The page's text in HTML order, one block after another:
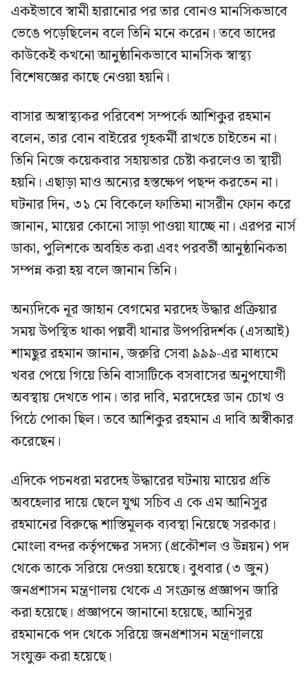
একইভাবে স্বামী হারানোর পর তার বোনও মানসিকভাবে
ভেঙে পড়েছিলেন বলে তিনি মনে করেন। তবে তাদের
কাউকেই কখনো আনুষ্ঠানিকভাবে মানসিক স্বাস্থ্য
বিশেষজ্ঞের কাছে নেওয়া হয়নি।
বাসার অস্বাস্থ্যকর পরিবেশ সম্পর্কে আশিকুর রহমান
বলেন, তার বোন বাইরের গৃহকর্মী রাখতে চাইতেন না।
তিনি নিজে কয়েকবার সহায়তার চেষ্টা করলেও তা স্থায়ী
হয়নি। এছাড়া মাও অন্যের হস্তক্ষেপ পছন্দ করতেন না।
ঘটনার দিন, ৩১ মে বিকেলে ফাতিমা নাসরীন ফোন করে
জানান, মায়ের কোনো সাড়া পাওয়া যাচ্ছে না। এরপর নার্স
ডাকা, পুলিশকে অবহিত করা এবং পরবর্তী আনুষ্ঠানিকতা
সম্পন্ন করা হয় বলে জানান তিনি।
অন্যদিকে নূর জাহান বেগমের মরদেহ উদ্ধার প্রক্রিয়ার
সময় উপস্থিত থাকা পল্লবী থানার উপপরিদর্শক (এসআই)
শামছুর রহমান জানান, জরুরি সেবা ৯৯৯-এর মাধ্যমে
খবর পেয়ে গিয়ে তিনি বাসাটিকে বসবাসের অনুপযোগী
অবস্থায় দেখতে পান। তার দাবি, মরদেহের ডান চোখ ও
পিঠে পোকা ছিল। তবে আশিকুর রহমান এ দাবি অস্বীকার
করেছেন।
এদিকে পচনধরা মরদেহ উদ্ধারের ঘটনায় মায়ের প্রতি
অবহেলার দায়ে ছেলে যুগ্ম সচিব এ কে এম আনিসুর
রহমানের বিরুদ্ধে শাস্তিমূলক ব্যবস্থা নিয়েছে সরকার।
মোংলা বন্দর কর্তৃপক্ষের সদস্য (প্রকৌশল ও উন্নয়ন) পদ
থেকে তাকে সরিয়ে দেওয়া হয়েছে। বুধবার (৩ জুন)
জনপ্রশাসন মন্ত্রণালয় থেকে এ সংক্রান্ত প্রজ্ঞাপন জারি
করা হয়েছে। প্রজ্ঞাপনে জানানো হয়েছে, আনিসুর
রহমানকে পদ থেকে সরিয়ে জনপ্রশাসন মন্ত্রণালয়ে
সংযুক্ত করা হয়েছে।